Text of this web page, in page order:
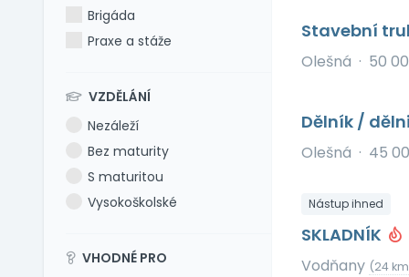
Brigáda
Praxe a stáže
VZDĚLÁNÍ
Nezáleží
Bez maturity
S maturitou
Vysokoškolské
VHODNÉ PRO
Stavební
Olešná · 50
Dělník /
Olešná · 45
Nástup ihned
SKLADNÍK
Vodňany (24